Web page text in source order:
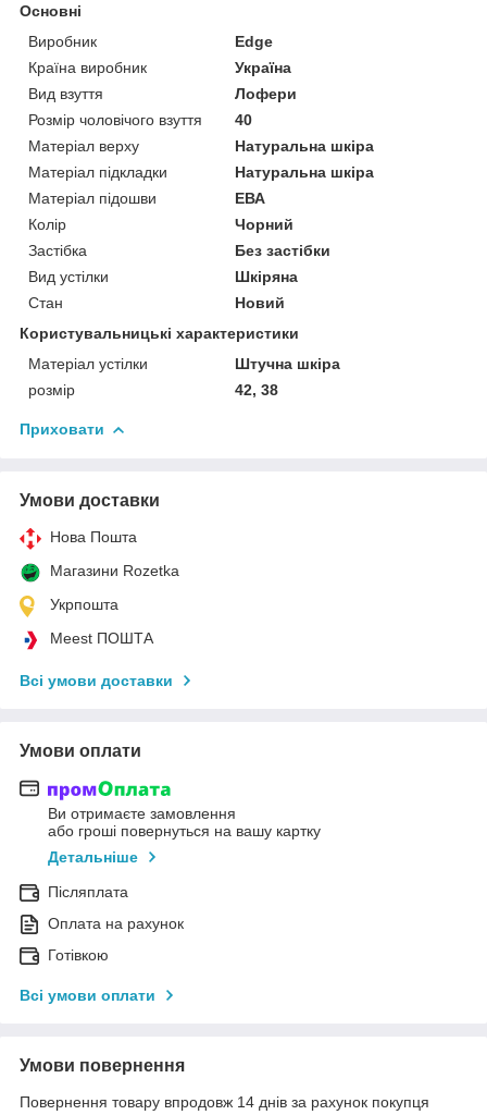
Основні
Виробник
Edge
Країна виробник
Україна
Вид взуття
Лофери
Розмір чоловічого взуття
40
Матеріал верху
Натуральна шкіра
Матеріал підкладки
Натуральна шкіра
Матеріал підошви
ЕВА
Колір
Чорний
Застібка
Без застібки
Вид устілки
Шкіряна
Стан
Новий
Користувальницькі характеристики
Матеріал устілки
Штучна шкіра
розмір
42, 38
Приховати
Умови доставки
Нова Пошта
Магазини Rozetka
Укрпошта
Meest ПОШТА
Всі умови доставки
Умови оплати
Ви отримаєте замовлення
або гроші повернуться на вашу картку
Детальніше
Післяплата
Оплата на рахунок
Готівкою
Всі умови оплати
Умови повернення
Повернення товару впродовж 14 днів за рахунок покупця